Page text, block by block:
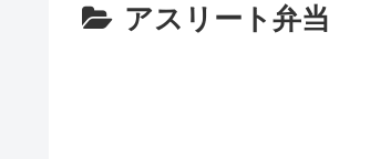
アスリート弁当